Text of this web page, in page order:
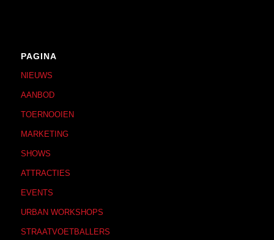
PAGINA
NIEUWS
AANBOD
TOERNOOIEN
MARKETING
SHOWS
ATTRACTIES
EVENTS
URBAN WORKSHOPS
STRAATVOETBALLERS